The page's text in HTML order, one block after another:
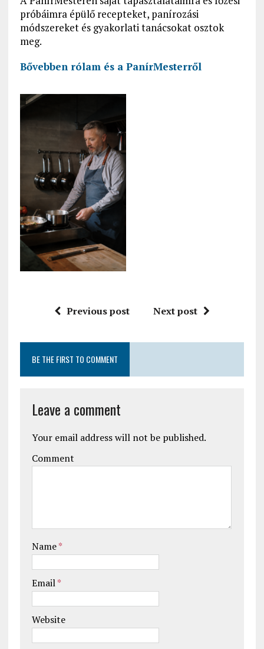
próbáimra épülő recepteket, panírozási
módszereket és gyakorlati tanácsokat osztok
meg.
Bővebben rólam és a PanírMesterről
Previous post Next post
BE THE FIRST TO COMMENT
Leave a comment
Your email address will not be published.
Comment
Name*
Email*
Website